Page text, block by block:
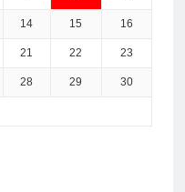
14 15 16
21 22 23
28 29 30